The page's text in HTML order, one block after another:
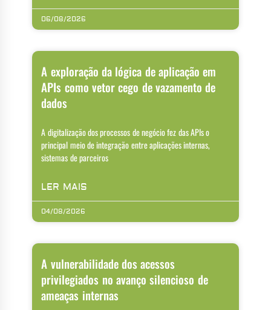
06/08/2026
A exploração da lógica de aplicação em
APIs como vetor cego de vazamento de
dados
A digitalização dos processos de negócio fez das APIs o
principal meio de integração entre aplicações internas,
sistemas de parceiros
LER MAIS
04/08/2026
A vulnerabilidade dos acessos
privilegiados no avanço silencioso de
ameaças internas